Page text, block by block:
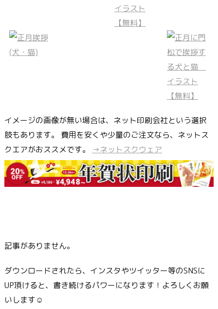
イメージの画像が無い場合は、ネット印刷会社という選択
肢もあります。 費用を安くや少量のご注文なら、ネットス
クエアがおススメです。
→ネットスクウェア
記事がありません。
ダウンロードされたら、インスタやツイッター等のSNSに
UP頂けると、書き続けるパワーになります！よろしくお願
いします☺